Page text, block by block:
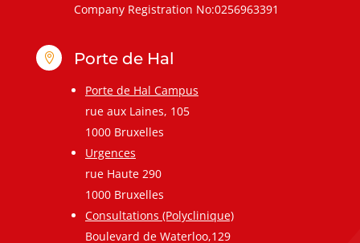
Company Registration No:0256963391
 Porte de Hal
Porte de Hal Campus
rue aux Laines, 105
1000 Bruxelles
Urgences
rue Haute 290
1000 Bruxelles
Consultations (Polyclinique)
Boulevard de Waterloo,129